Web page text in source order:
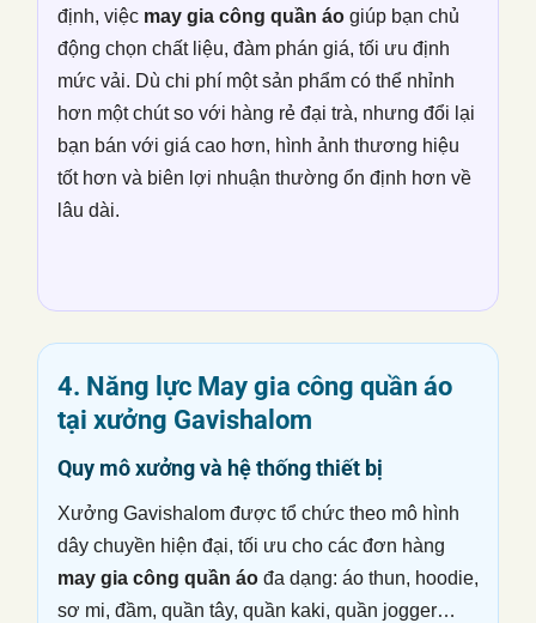
định, việc may gia công quần áo giúp bạn chủ
động chọn chất liệu, đàm phán giá, tối ưu định
mức vải. Dù chi phí một sản phẩm có thể nhỉnh
hơn một chút so với hàng rẻ đại trà, nhưng đổi lại
bạn bán với giá cao hơn, hình ảnh thương hiệu
tốt hơn và biên lợi nhuận thường ổn định hơn về
lâu dài.
4. Năng lực May gia công quần áo
tại xưởng Gavishalom
Quy mô xưởng và hệ thống thiết bị
Xưởng Gavishalom được tổ chức theo mô hình
dây chuyền hiện đại, tối ưu cho các đơn hàng
may gia công quần áo đa dạng: áo thun, hoodie,
sơ mi, đầm, quần tây, quần kaki, quần jogger…